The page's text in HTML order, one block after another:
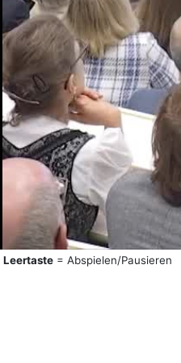
Leertaste = Abspielen/Pausieren